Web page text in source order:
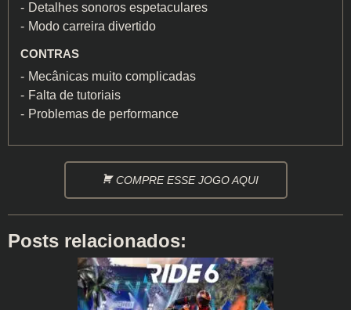
Detalhes sonoros espetaculares
Modo carreira divertido
CONTRAS
Mecânicas muito complicadas
Falta de tutoriais
Problemas de performance
COMPRE ESSE JOGO AQUI
Posts relacionados: